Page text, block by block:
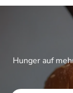
Hunger auf